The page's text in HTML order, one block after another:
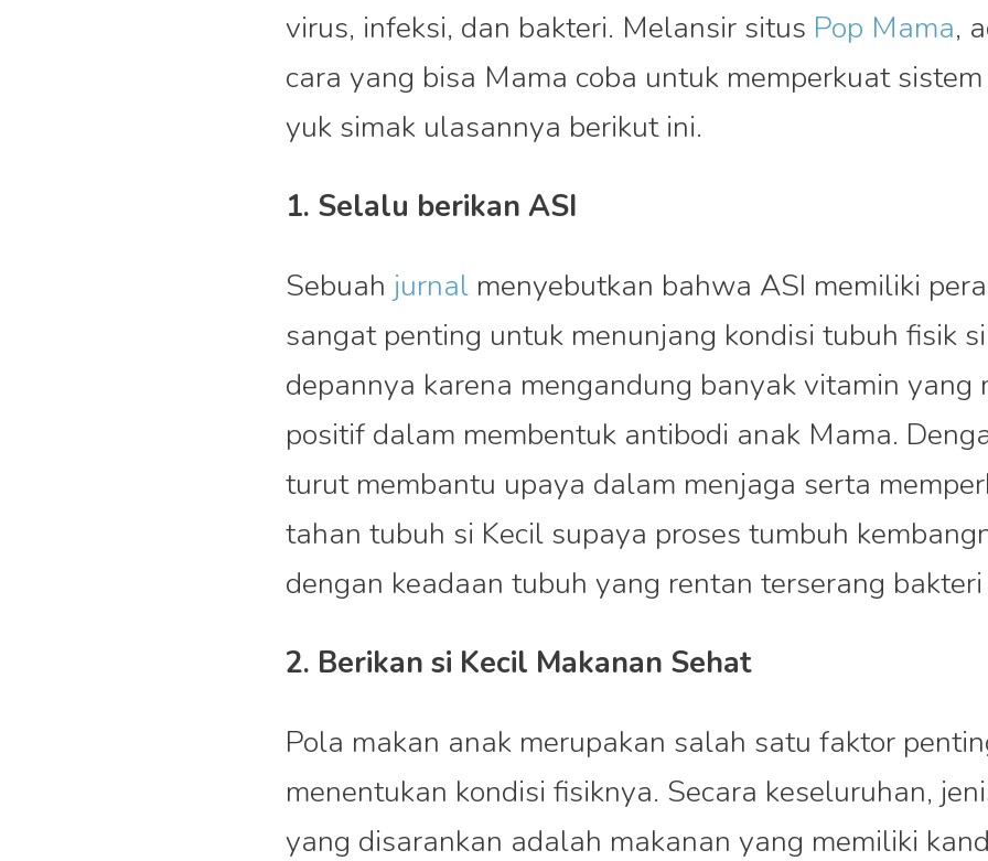
virus, infeksi, dan bakteri. Melansir situs Pop Mama,
cara yang bisa Mama coba untuk memperkuat
yuk simak ulasannya berikut ini.
1. Selalu berikan ASI
Sebuah jurnal menyebutkan bahwa ASI memiliki
sangat penting untuk menunjang kondisi tubuh fisik
depannya karena mengandung banyak vitamin yang
positif dalam membentuk antibodi anak Mama.
turut membantu upaya dalam menjaga serta
tahan tubuh si Kecil supaya proses tumbuh
dengan keadaan tubuh yang rentan terserang
2. Berikan si Kecil Makanan Sehat
Pola makan anak merupakan salah satu faktor
menentukan kondisi fisiknya. Secara keseluruhan,
yang disarankan adalah makanan yang memiliki